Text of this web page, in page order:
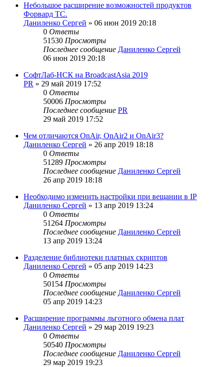
Небольшое расширение возможностей продуктов
Форвард ТС.
Даниленко Сергей » 06 июн 2019 20:18
0 Ответы
51530 Просмотры
Последнее сообщение Даниленко Сергей
06 июн 2019 20:18
СофтЛаб-НСК на BroadcastAsia 2019
PR » 29 май 2019 17:52
0 Ответы
50006 Просмотры
Последнее сообщение PR
29 май 2019 17:52
Чем отличаются OnAir, OnAir2 и OnAir3?
Даниленко Сергей » 26 апр 2019 18:18
0 Ответы
51289 Просмотры
Последнее сообщение Даниленко Сергей
26 апр 2019 18:18
Необходимо изменить настройки при вещании в IP
Даниленко Сергей » 13 апр 2019 13:24
0 Ответы
51264 Просмотры
Последнее сообщение Даниленко Сергей
13 апр 2019 13:24
Разделение библиотеки платных скриптов
Даниленко Сергей » 05 апр 2019 14:23
0 Ответы
50154 Просмотры
Последнее сообщение Даниленко Сергей
05 апр 2019 14:23
Расширение программы льготного обмена плат
Даниленко Сергей » 29 мар 2019 19:23
0 Ответы
50540 Просмотры
Последнее сообщение Даниленко Сергей
29 мар 2019 19:23